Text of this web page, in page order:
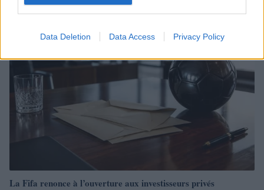
Data Deletion Data Access Privacy Policy
La Fifa renonce à l’ouverture aux investisseurs privés